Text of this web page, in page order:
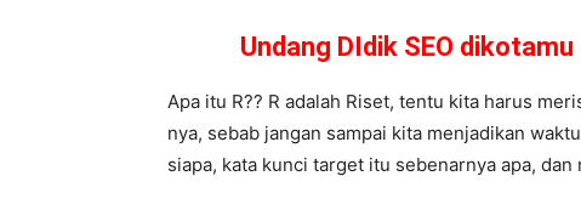
Undang DIdik SEO
Apa itu R?? R adalah Riset, tentu kita harus
nya, sebab jangan sampai kita menjadikan
siapa, kata kunci target itu sebenarnya apa, dan